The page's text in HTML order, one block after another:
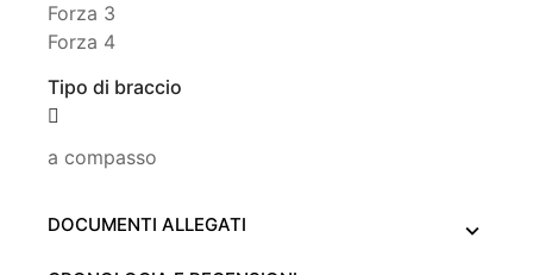
Forza 3
Forza 4
Tipo di braccio
a compasso
DOCUMENTI ALLEGATI